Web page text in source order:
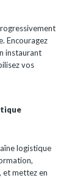
Encouragez
instaurant
vos
logistique
et mettez en